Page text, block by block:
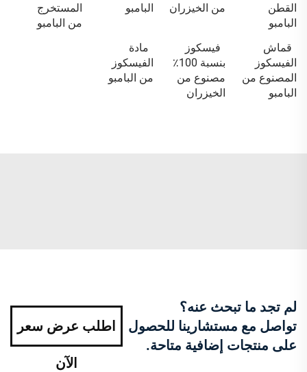
القطن
البامبو
من الخيزران
البامبو
المستخرج
من البامبو
قماش
الفيسكوز
المصنوع من
البامبو
فيسكوز
بنسبة 100٪
مصنوع من
الخيزران
مادة
الفيسكوز
من البامبو
لم تجد ما تبحث عنه؟
تواصل مع مستشارينا للحصول
على منتجات إضافية متاحة.
اطلب عرض سعر
الآن